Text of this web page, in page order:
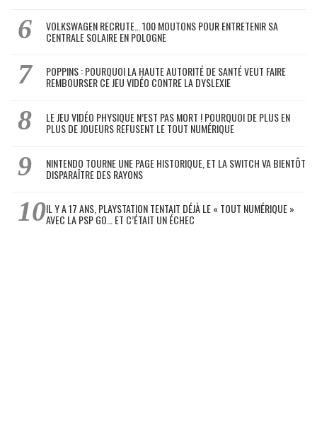
VOLKSWAGEN RECRUTE… 100 MOUTONS POUR ENTRETENIR SA
CENTRALE SOLAIRE EN POLOGNE
POPPINS : POURQUOI LA HAUTE AUTORITÉ DE SANTÉ VEUT FAIRE
REMBOURSER CE JEU VIDÉO CONTRE LA DYSLEXIE
LE JEU VIDÉO PHYSIQUE N’EST PAS MORT ! POURQUOI DE PLUS EN
PLUS DE JOUEURS REFUSENT LE TOUT NUMÉRIQUE
NINTENDO TOURNE UNE PAGE HISTORIQUE, ET LA SWITCH VA BIENTÔT
DISPARAÎTRE DES RAYONS
IL Y A 17 ANS, PLAYSTATION TENTAIT DÉJÀ LE « TOUT NUMÉRIQUE »
AVEC LA PSP GO… ET C’ÉTAIT UN ÉCHEC